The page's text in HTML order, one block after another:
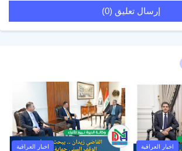
إرسال تعليق (0)
اخبار العراقية اخبار العراقية